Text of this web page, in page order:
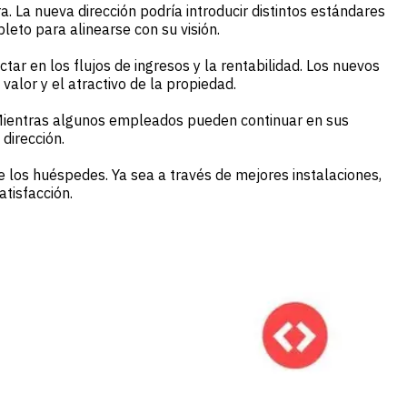
La nueva dirección podría introducir distintos estándares
para alinearse con su visión.
en los flujos de ingresos y la rentabilidad. Los nuevos
y el atractivo de la propiedad.
algunos empleados pueden continuar en sus
huéspedes. Ya sea a través de mejores instalaciones,